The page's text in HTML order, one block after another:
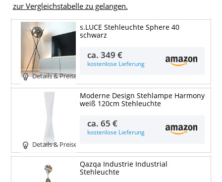
zur Vergleichstabelle zu gelangen.
Details & Preise
s.LUCE Stehleuchte Sphere 40
schwarz
ca.349 €
kostenlose Lieferung
Details & Preise
Moderne Design Stehlampe Harmony
weiß 120cm Stehleuchte
ca.65 €
kostenlose Lieferung
Qazqa Industrie Industrial
Stehleuchte